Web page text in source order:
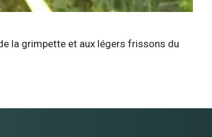
la grimpette et aux légers frissons du